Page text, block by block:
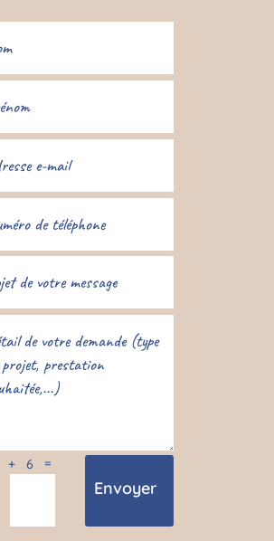
+ 6 =
Envoyer